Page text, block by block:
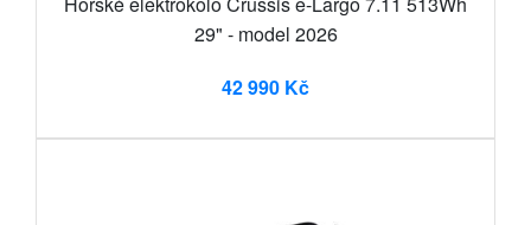
29" - model 2026
42 990 Kč